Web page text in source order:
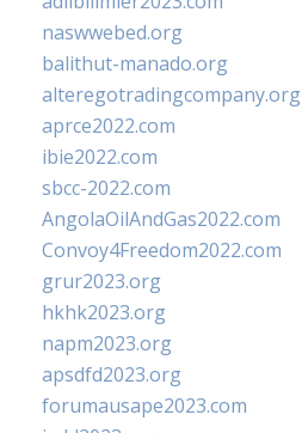
naswwebed.org
balithut-manado.org
alteregotradingcompany.org
aprce2022.com
ibie2022.com
sbcc-2022.com
AngolaOilAndGas2022.com
Convoy4Freedom2022.com
grur2023.org
hkhk2023.org
napm2023.org
apsdfd2023.org
forumausape2023.com